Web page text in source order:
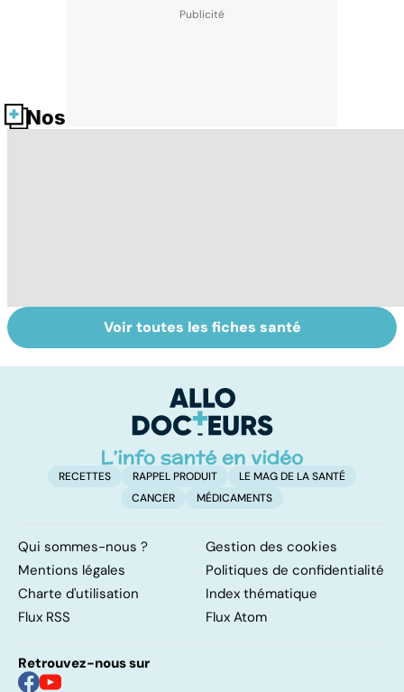
Nos fiches santé
Hépatites : le foie
en péril
Tout savoir sur
les infections
Voir toutes les fiches santé
RECETTES RAPPEL PRODUIT
LE MAG DE LA SANTÉ
CANCER
MÉDICAMENTS
Qui sommes-nous ?
Gestion des cookies
Mentions légales
Politiques de confidentialité
Charte d'utilisation
Index thématique
Flux RSS
Flux Atom
Retrouvez-nous sur